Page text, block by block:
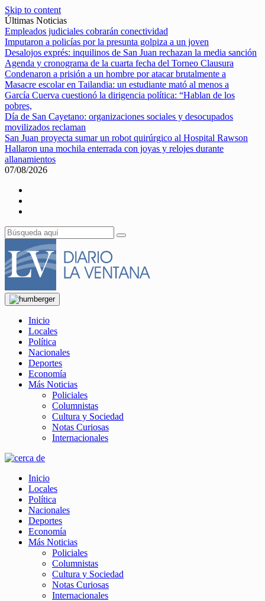
Skip to content
Últimas Noticias
Empleados judiciales cobrarán conectividad
Imputaron a policías por la presunta golpiza a un joven
Desalojos exprés: inquilinos de San Juan rechazan la media sanción
Agenda y cronograma de la cuarta fecha del Torneo Clausura
Condenaron a prisión a un hombre por atacar brutalmente a
Masacre escolar en Tailandia: un estudiante mató al menos a
García Cuerva cuestionó la dirigencia política: “Hablan de los
pobres,
Día de San Cayetano: organizaciones sociales y desocupados
movilizados reclaman
San Juan proyecta sumar un robot quirúrgico al Hospital Rawson
Hallaron una mochila enterrada con joyas y relojes durante
allanamientos
07/08/2026
Inicio
Locales
Política
Nacionales
Deportes
Economía
Más Noticias
Policiales
Columnistas
Cultura y Sociedad
Notas Curiosas
Internacionales
Inicio
Locales
Política
Nacionales
Deportes
Economía
Más Noticias
Policiales
Columnistas
Cultura y Sociedad
Notas Curiosas
Internacionales